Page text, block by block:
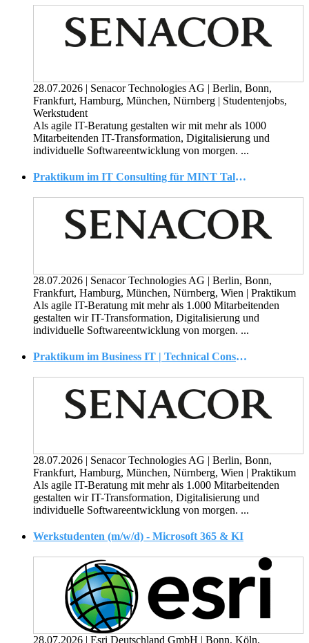
28.07.2026 | Senacor Technologies AG | Berlin, Bonn,
Frankfurt, Hamburg, München, Nürnberg | Studentenjobs,
Werkstudent
Als agile IT-Beratung gestalten wir mit mehr als 1000
Mitarbeitenden IT-Transformation, Digitalisierung und
individuelle Softwareentwicklung von morgen. ...
Praktikum im IT Consulting für MINT Talente (m/w/d)
28.07.2026 | Senacor Technologies AG | Berlin, Bonn,
Frankfurt, Hamburg, München, Nürnberg, Wien | Praktikum
Als agile IT-Beratung mit mehr als 1.000 Mitarbeitenden
gestalten wir IT-Transformation, Digitalisierung und
individuelle Softwareentwicklung von morgen. ...
Praktikum im Business IT | Technical Consulting (m/w/d)
28.07.2026 | Senacor Technologies AG | Berlin, Bonn,
Frankfurt, Hamburg, München, Nürnberg, Wien | Praktikum
Als agile IT-Beratung mit mehr als 1.000 Mitarbeitenden
gestalten wir IT-Transformation, Digitalisierung und
individuelle Softwareentwicklung von morgen. ...
Werkstudenten (m/w/d) - Microsoft 365 & KI
28.07.2026 | Esri Deutschland GmbH | Bonn, Köln,